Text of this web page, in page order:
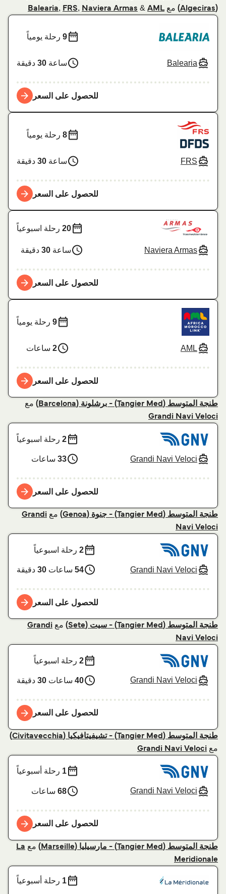
مع Balearia,FRS,Naviera Armas &AML
Balearia
9رحلة يومياً
ساعة30دقيقة
للحصول على السعر
FRS
8رحلة يومياً
ساعة30دقيقة
للحصول على السعر
Naviera Armas
20رحلة اسبوعياً
ساعة30دقيقة
للحصول على السعر
AML
9رحلة يومياً
2 ساعات
للحصول على السعر
طنجة المتوسط (Tangier Med) - برشلونة (Barcelona) مع
Grandi Navi Veloci
Grandi Navi Veloci
2رحلة اسبوعياً
33ساعات
للحصول على السعر
طنجة المتوسط (Tangier Med) - جنوة (Genoa) معGrandi
Navi Veloci
Grandi Navi Veloci
2رحلة اسبوعياً
54ساعات30دقيقة
للحصول على السعر
طنجة المتوسط (Tangier Med) - سيت (Sete) معGrandi
Navi Veloci
Grandi Navi Veloci
2رحلة اسبوعياً
40ساعات30دقيقة
للحصول على السعر
طنجة المتوسط (Tangier Med) - تشيفيتافيكيا (Civitavecchia)
معGrandi Navi Veloci
Grandi Navi Veloci
1رحلة أسبوعياً
68ساعات
للحصول على السعر
طنجة المتوسط (Tangier Med) - مارسيليا (Marseille) معLa
Meridionale
1رحلة أسبوعياً